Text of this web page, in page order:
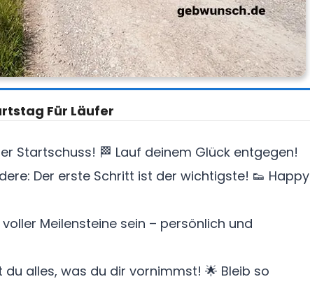
Für Läufer
Startschuss! 🏁 Lauf deinem Glück entgegen!
Der erste Schritt ist der wichtigste! 👟 Happy
Meilensteine sein – persönlich und
alles, was du dir vornimmst! 🌟 Bleib so